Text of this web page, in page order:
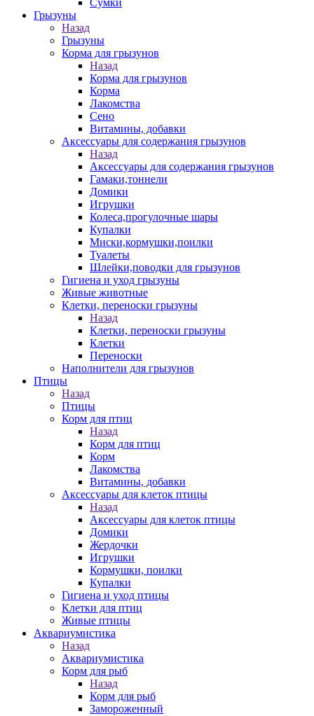
Сумки
Грызуны
Назад
Грызуны
Корма для грызунов
Назад
Корма для грызунов
Корма
Лакомства
Сено
Витамины, добавки
Аксессуары для содержания грызунов
Назад
Аксессуары для содержания грызунов
Гамаки,тоннели
Домики
Игрушки
Колеса,прогулочные шары
Купалки
Миски,кормушки,поилки
Туалеты
Шлейки,поводки для грызунов
Гигиена и уход грызуны
Живые животные
Клетки, переноски грызуны
Назад
Клетки, переноски грызуны
Клетки
Переноски
Наполнители для грызунов
Птицы
Назад
Птицы
Корм для птиц
Назад
Корм для птиц
Корм
Лакомства
Витамины, добавки
Аксессуары для клеток птицы
Назад
Аксессуары для клеток птицы
Домики
Жердочки
Игрушки
Кормушки, поилки
Купалки
Гигиена и уход птицы
Клетки для птиц
Живые птицы
Аквариумистика
Назад
Аквариумистика
Корм для рыб
Назад
Корм для рыб
Замороженный